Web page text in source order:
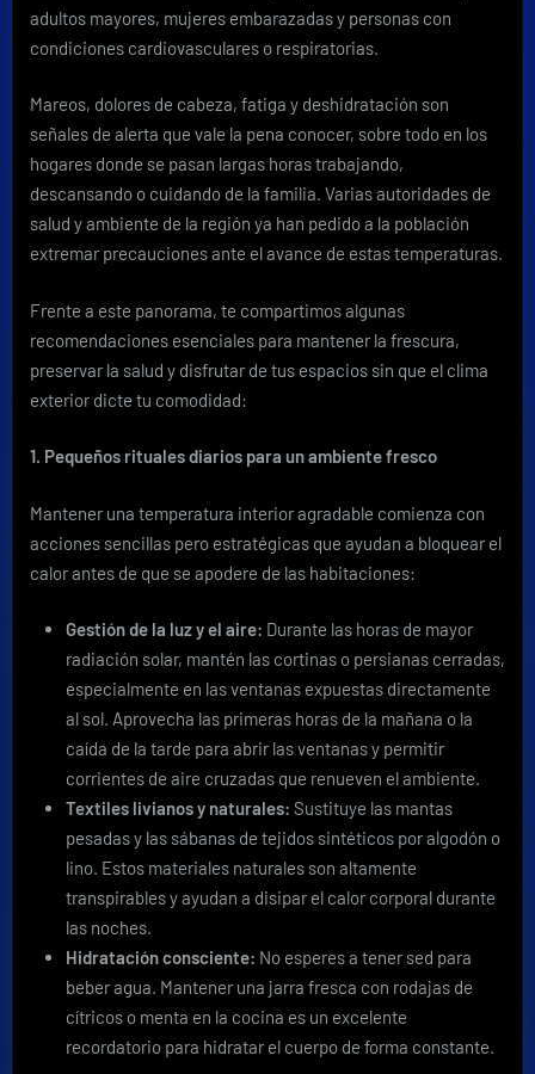
adultos mayores, mujeres embarazadas y personas con
condiciones cardiovasculares o respiratorias.
Mareos, dolores de cabeza, fatiga y deshidratación son
señales de alerta que vale la pena conocer, sobre todo en los
hogares donde se pasan largas horas trabajando,
descansando o cuidando de la familia. Varias autoridades de
salud y ambiente de la región ya han pedido a la población
extremar precauciones ante el avance de estas temperaturas.
Frente a este panorama, te compartimos algunas
recomendaciones esenciales para mantener la frescura,
preservar la salud y disfrutar de tus espacios sin que el clima
exterior dicte tu comodidad:
1. Pequeños rituales diarios para un ambiente fresco
Mantener una temperatura interior agradable comienza con
acciones sencillas pero estratégicas que ayudan a bloquear el
calor antes de que se apodere de las habitaciones:
Gestión de la luz y el aire: Durante las horas de mayor
radiación solar, mantén las cortinas o persianas cerradas,
especialmente en las ventanas expuestas directamente
al sol. Aprovecha las primeras horas de la mañana o la
caída de la tarde para abrir las ventanas y permitir
corrientes de aire cruzadas que renueven el ambiente.
Textiles livianos y naturales: Sustituye las mantas
pesadas y las sábanas de tejidos sintéticos por algodón o
lino. Estos materiales naturales son altamente
transpirables y ayudan a disipar el calor corporal durante
las noches.
Hidratación consciente: No esperes a tener sed para
beber agua. Mantener una jarra fresca con rodajas de
cítricos o menta en la cocina es un excelente
recordatorio para hidratar el cuerpo de forma constante.